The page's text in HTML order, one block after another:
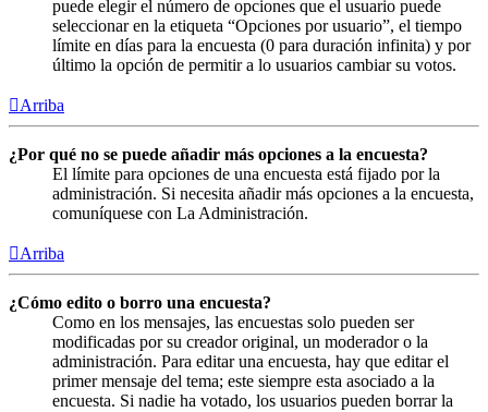
puede elegir el número de opciones que el usuario puede
seleccionar en la etiqueta “Opciones por usuario”, el tiempo
límite en días para la encuesta (0 para duración infinita) y por
último la opción de permitir a lo usuarios cambiar su votos.
Arriba
¿Por qué no se puede añadir más opciones a la encuesta?
El límite para opciones de una encuesta está fijado por la
administración. Si necesita añadir más opciones a la encuesta,
comuníquese con La Administración.
Arriba
¿Cómo edito o borro una encuesta?
Como en los mensajes, las encuestas solo pueden ser
modificadas por su creador original, un moderador o la
administración. Para editar una encuesta, hay que editar el
primer mensaje del tema; este siempre esta asociado a la
encuesta. Si nadie ha votado, los usuarios pueden borrar la